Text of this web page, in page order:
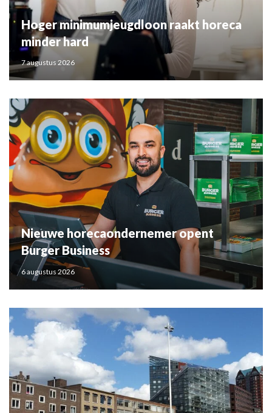
Hoger minimumjeugdloon raakt horeca
minder hard
7 augustus 2026
Nieuwe horecaondernemer opent
Burger Business
6 augustus 2026